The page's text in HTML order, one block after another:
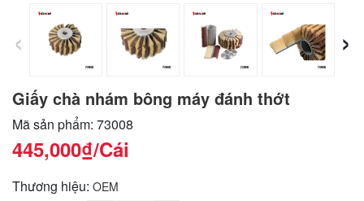
‹ ›
Giấy chà nhám bông máy đánh thớt
Mã sản phẩm: 73008
445,000₫/Cái
Thương hiệu: OEM